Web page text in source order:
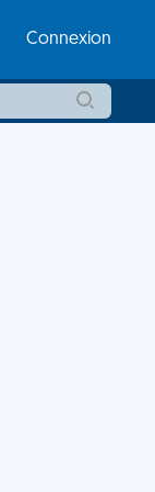
Connexion